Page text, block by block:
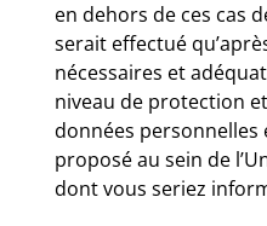
en dehors de ces cas
serait effectué
nécessaires et
niveau de protection
données personnelles
proposé au sein de
dont vous seriez